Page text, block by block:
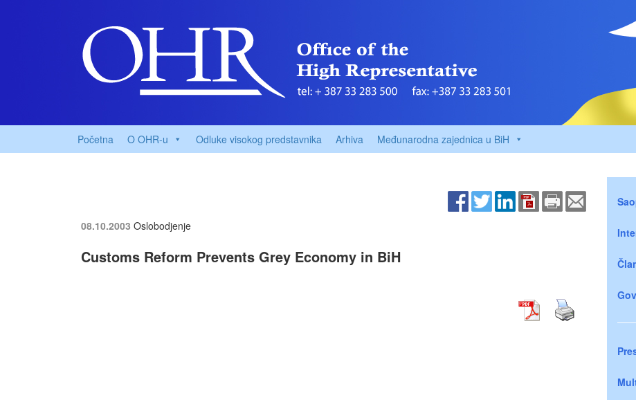
Početna O OHR-u Odluke visokog predstavnika Arhiva Međunarodna zajednica u BiH
08.10.2003 Oslobodjenje
Customs Reform Prevents Grey Economy in BiH